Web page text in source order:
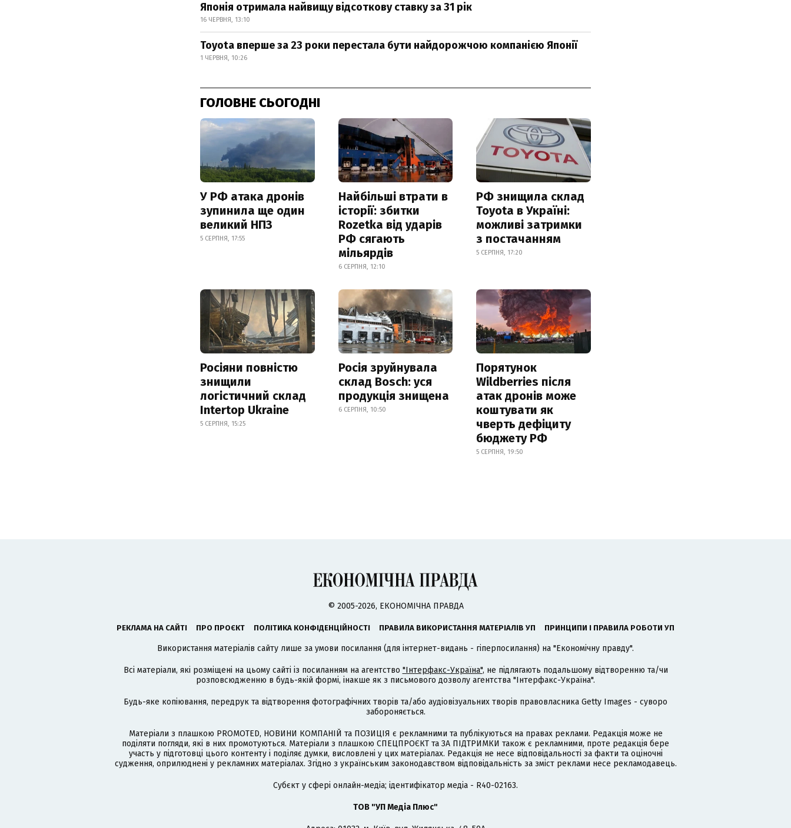
Японія отримала найвищу відсоткову ставку за 31 рік
16 ЧЕРВНЯ, 13:10
Toyota вперше за 23 роки перестала бути найдорожчою компанією Японії
1 ЧЕРВНЯ, 10:26
ГОЛОВНЕ СЬОГОДНІ
У РФ атака дронів
зупинила ще один
великий НПЗ
5 СЕРПНЯ, 17:55
Найбільші втрати в
історії: збитки
Rozetka від ударів
РФ сягають
мільярдів
6 СЕРПНЯ, 12:10
РФ знищила склад
Toyota в Україні:
можливі затримки
з постачанням
5 СЕРПНЯ, 17:20
Росіяни повністю
знищили
логістичний склад
Intertop Ukraine
5 СЕРПНЯ, 15:25
Росія зруйнувала
склад Bosch: уся
продукція знищена
6 СЕРПНЯ, 10:50
Порятунок
Wildberries після
атак дронів може
коштувати як
чверть дефіциту
бюджету РФ
5 СЕРПНЯ, 19:50
© 2005-2026, ЕКОНОМІЧНА ПРАВДА
РЕКЛАМА НА САЙТІ ПРО ПРОЄКТ ПОЛІТИКА КОНФІДЕНЦІЙНОСТІ ПРАВИЛА ВИКОРИСТАННЯ МАТЕРІАЛІВ УП ПРИНЦИПИ І ПРАВИЛА РОБОТИ УП
Використання матеріалів сайту лише за умови посилання (для інтернет-видань - гіперпосилання) на "Економічну правду".
Всі матеріали, які розміщені на цьому сайті із посиланням на агентство "Інтерфакс-Україна", не підлягають подальшому відтворенню та/чи
розповсюдженню в будь-якій формі, інакше як з письмового дозволу агентства "Інтерфакс-Україна".
Будь-яке копіювання, передрук та відтворення фотографічних творів та/або аудіовізуальних творів правовласника Getty Images - суворо
забороняється.
Матеріали з плашкою PROMOTED, НОВИНИ КОМПАНІЙ та ПОЗИЦІЯ є рекламними та публікуються на правах реклами. Редакція може не
поділяти погляди, які в них промотуються. Матеріали з плашкою СПЕЦПРОЄКТ та ЗА ПІДТРИМКИ також є рекламними, проте редакція бере
участь у підготовці цього контенту і поділяє думки, висловлені у цих матеріалах. Редакція не несе відповідальності за факти та оціночні
судження, оприлюднені у рекламних матеріалах. Згідно з українським законодавством відповідальність за зміст реклами несе рекламодавець.
Cубєкт у сфері онлайн-медіа; ідентифікатор медіа - R40-02163.
ТОВ "УП Медіа Плюс"